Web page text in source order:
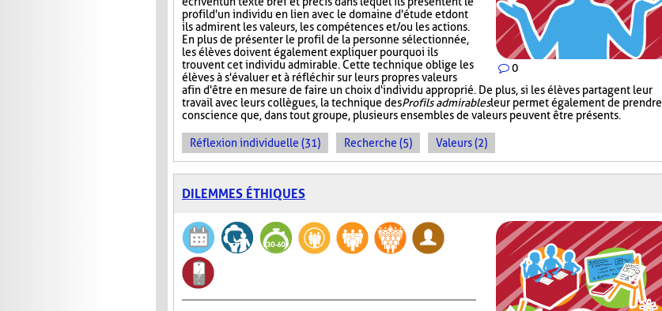
0
profil d'un individu en lien avec le domaine d'étude et dont
ils admirent les valeurs, les compétences et/ou les actions.
En plus de présenter le profil de la personne sélectionnée,
les élèves doivent également expliquer pourquoi ils
trouvent cet individu admirable. Cette technique oblige les
élèves à s'évaluer et à réfléchir sur leurs propres valeurs
afin d'être en mesure de faire un choix d'individu approprié. De plus, si les élèves partagent leur
travail avec leurs collègues, la technique desProfils admirablesleur permet également de prendre
conscience que, dans tout groupe, plusieurs ensembles de valeurs peuvent être présents.
Réflexion individuelle (31) Recherche (5) Valeurs (2)
DILEMMES ÉTHIQUES